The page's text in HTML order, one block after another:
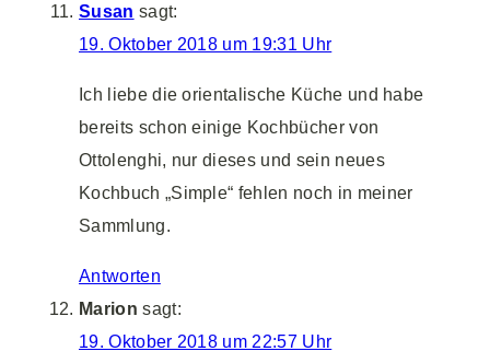
Susan sagt:
19. Oktober 2018 um 19:31 Uhr
Ich liebe die orientalische Küche und habe
bereits schon einige Kochbücher von
Ottolenghi, nur dieses und sein neues
Kochbuch „Simple“ fehlen noch in meiner
Sammlung.
Antworten
Marion sagt:
19. Oktober 2018 um 22:57 Uhr